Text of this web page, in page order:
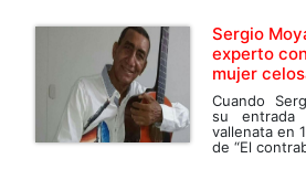
Sergio
experto
mujer
Cuando
su entrada
vallenata en
de “El